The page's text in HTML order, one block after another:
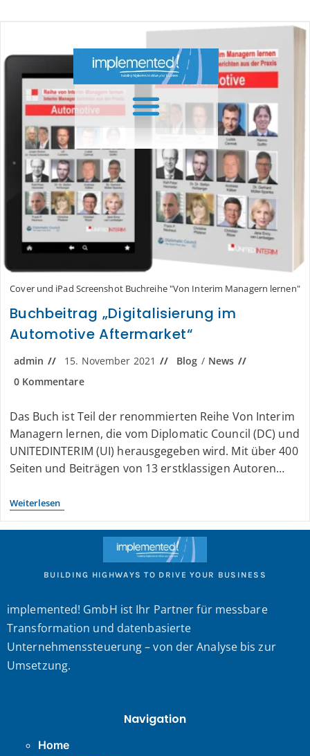
Cover und iPad Screenshot Buchreihe "Von Interim Managern lernen"
Buchbeitrag „Digitalisierung im
Automotive Aftermarket“
admin 15. November 2021 Blog / News
0 Kommentare
Das Buch ist Teil der renommierten Reihe Von Interim
Managern lernen, die vom Diplomatic Council (DC) und
UNITEDINTERIM (UI) herausgegeben wird. Mit über 400
Seiten und Beiträgen von 13 erstklassigen Autoren…
Weiterlesen
BUILDING HIGHWAYS TO DRIVE YOUR BUSINESS
implemented! GmbH ist Ihr Partner für messbare
Transformation und datenbasierte
Unternehmenssteuerung – von der Analyse bis zur
Umsetzung.
Navigation
Home